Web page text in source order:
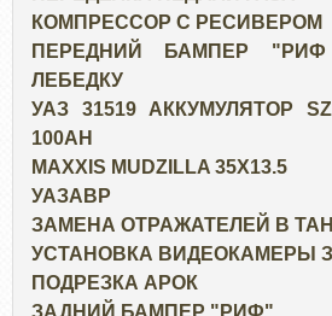
КОМПРЕССОР С РЕСИВЕРОМ
ПЕРЕДНИЙ БАМПЕР
ЛЕБЕДКУ
УАЗ 31519 АККУМУЛЯТОР
100AH
MAXXIS MUDZILLA 35X13.5
УАЗАВР
ЗАМЕНА ОТРАЖАТЕЛЕЙ В
УСТАНОВКА ВИДЕОКАМЕРЫ
ПОДРЕЗКА АРОК